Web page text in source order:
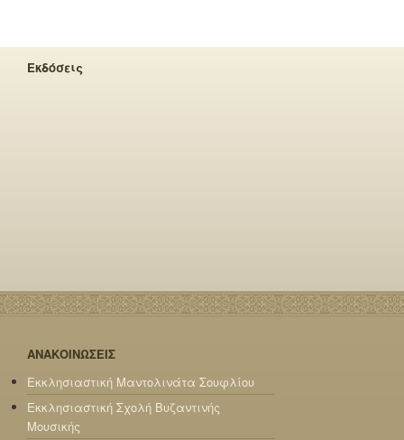
Εκδόσεις
ΑΝΑΚΟΙΝΩΣΕΙΣ
Εκκλησιαστική Μαντολινάτα Σουφλίου
Εκκλησιαστική Σχολή Βυζαντινής
Μουσικής